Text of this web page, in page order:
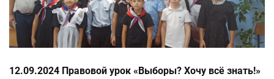
12.09.2024 Правовой урок «Выборы? Хочу всё знать!»